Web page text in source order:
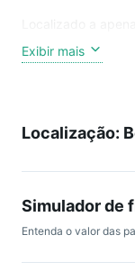
encantadora para
pelos seus 233m²
4 dormitórios
Sala ampla com
iluminação natural
Totalmente
morar
Exibir mais
Localização:
Simulador de
Entenda o valor das